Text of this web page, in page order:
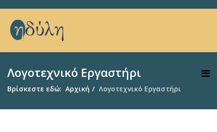
Λογοτεχνικό Εργαστήρι
Βρίσκεστε εδώ: Αρχική Λογοτεχνικό Εργαστήρι